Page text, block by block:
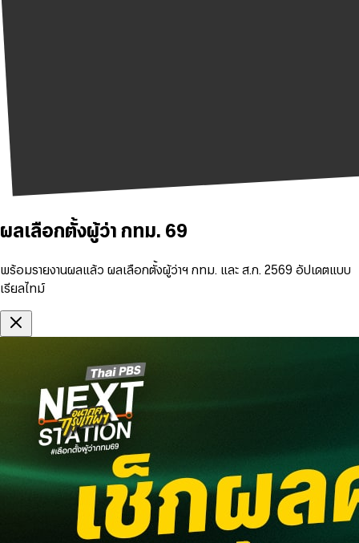
ผลเลือกตั้งผู้ว่า กทม. 69
พร้อมรายงานผลแล้ว ผลเลือกตั้งผู้ว่าฯ กทม. และ ส.ก. 2569 อัปเดตแบบ
เรียลไทม์